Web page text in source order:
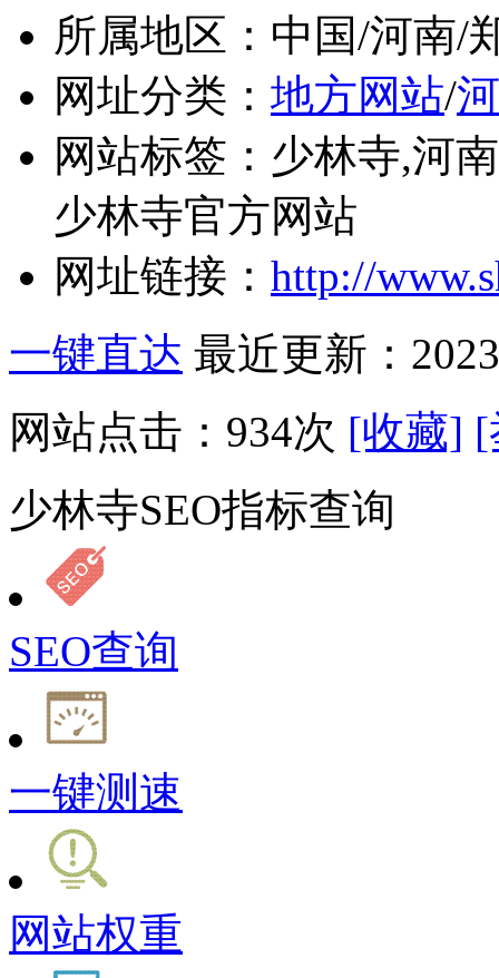
所属地区： 中国/河南/
网址分类： 地方网站/
网站标签： 少林寺,河
少林寺官方网站
网址链接： http://
一键直达 最近更新：
网站点击： 934次 [收藏] [
少林寺SEO指标查询
SEO查询
一键测速
网站权重